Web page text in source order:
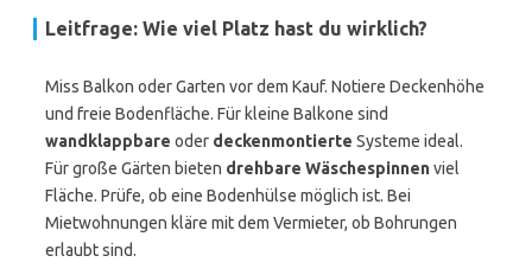
Leitfrage: Wie viel Platz hast du wirklich?
Miss Balkon oder Garten vor dem Kauf. Notiere Deckenhöhe
und freie Bodenfläche. Für kleine Balkone sind
wandklappbare oder deckenmontierte Systeme ideal.
Für große Gärten bieten drehbare Wäschespinnenviel
Fläche. Prüfe, ob eine Bodenhülse möglich ist. Bei
Mietwohnungen kläre mit dem Vermieter, ob Bohrungen
erlaubt sind.